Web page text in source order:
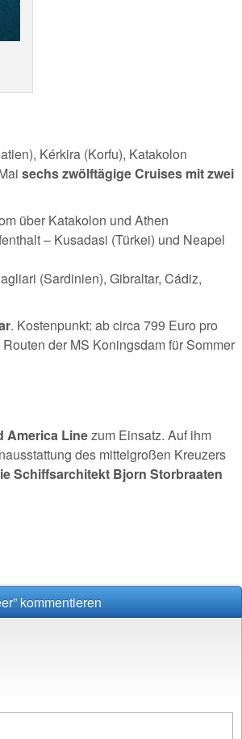
Kérkira (Korfu), Katakolon
sechs zwölftägige Cruises mit zwei
über Katakolon und Athen
– Kusadasi (Türkei) und Neapel
(Sardinien), Gibraltar, Cádiz,
. Kostenpunkt: ab circa 799 Euro pro
der MS Koningsdam für Sommer
America Linezum Einsatz. Auf ihm
des mittelgroßen Kreuzers
Schiffsarchitekt Bjorn Storbraaten
kommentieren